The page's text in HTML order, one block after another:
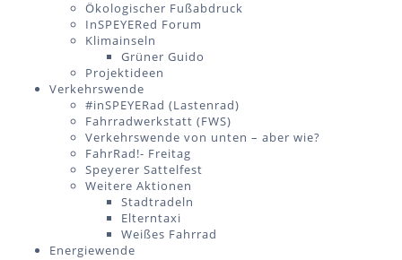
Ökologischer Fußabdruck
InSPEYERed Forum
Klimainseln
Grüner Guido
Projektideen
Verkehrswende
#inSPEYERad (Lastenrad)
Fahrradwerkstatt (FWS)
Verkehrswende von unten – aber wie?
FahrRad!- Freitag
Speyerer Sattelfest
Weitere Aktionen
Stadtradeln
Elterntaxi
Weißes Fahrrad
Energiewende